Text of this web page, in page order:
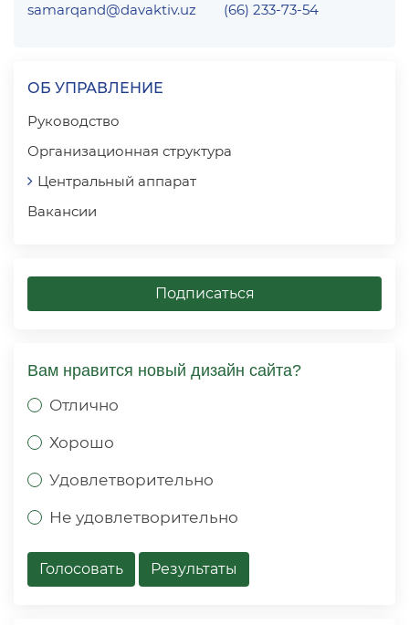
samarqand@davaktiv.uz (66) 233-73-54
ОБ УПРАВЛЕНИЕ
Руководство
Организационная структура
Центральный аппарат
Вакансии
Подписаться
Вам нравится новый дизайн сайта?
Отлично
Хорошо
Удовлетворительно
Не удовлетворительно
Голосовать Результаты